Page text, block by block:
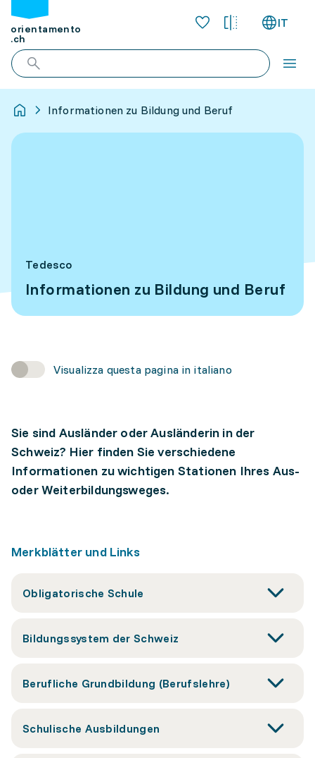
orientamento
.ch
IT
Informationen zu Bildung und Beruf
Tedesco
Informationen zu Bildung und Beruf
Visualizza questa pagina in italiano
Sie sind Ausländer oder Ausländerin in der
Schweiz? Hier finden Sie verschiedene
Informationen zu wichtigen Stationen Ihres Aus-
oder Weiterbildungsweges.
Merkblätter und Links
Obligatorische Schule
Bildungssystem der Schweiz
Berufliche Grundbildung (Berufslehre)
Schulische Ausbildungen